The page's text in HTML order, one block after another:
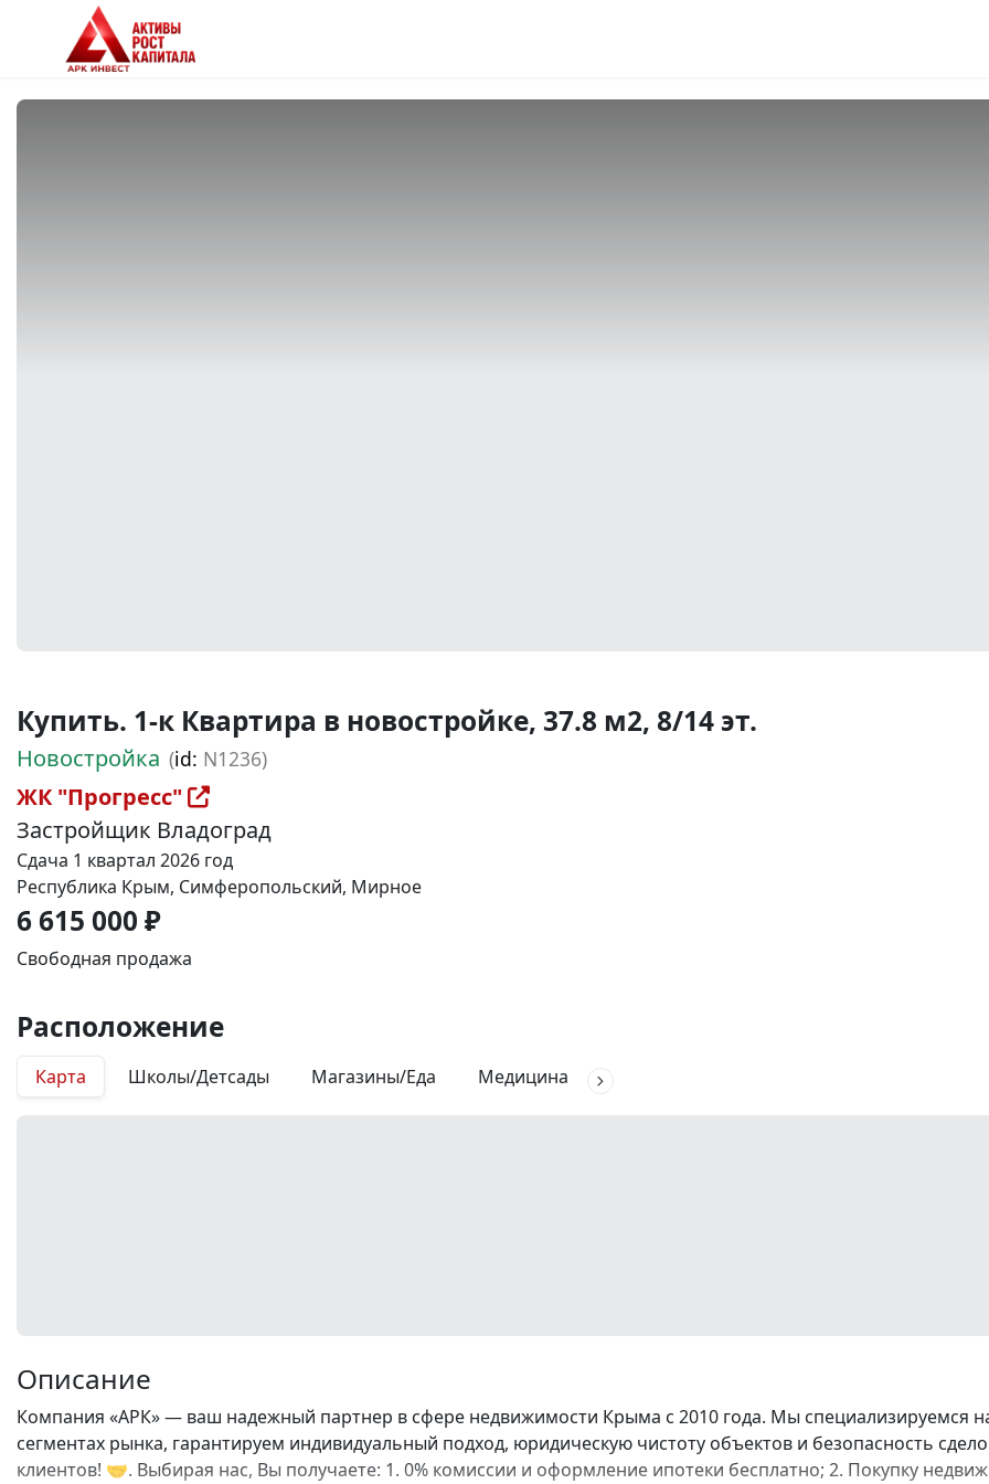
Купить. 1-к Квартира в новостройке, 37.8 м2, 8/14 эт.
Новостройка (id: N1236)
ЖК "Прогресс"
Застройщик Владоград
Сдача 1 квартал 2026 год
Республика Крым, Симферопольский, Мирное
6 615 000 ₽
Свободная продажа
Расположение
Карта Школы/Детсады Магазины/Еда Медицина
Описание
Компания «АРК» — ваш надежный партнер в сфере недвижимости Крыма с 2010 года. Мы специализируемся на
сегментах рынка, гарантируем индивидуальный подход, юридическую чистоту объектов и безопасность
клиентов! 🤝. Выбирая нас, Вы получаете: 1. 0% комиссии и оформление ипотеки бесплатно; 2. Покупку